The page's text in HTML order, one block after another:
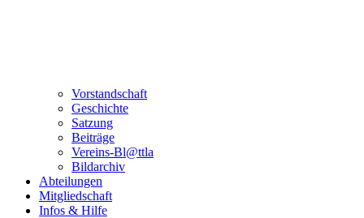
Vorstandschaft
Geschichte
Satzung
Beiträge
Vereins-Bl@ttla
Bildarchiv
Abteilungen
Mitgliedschaft
Infos & Hilfe